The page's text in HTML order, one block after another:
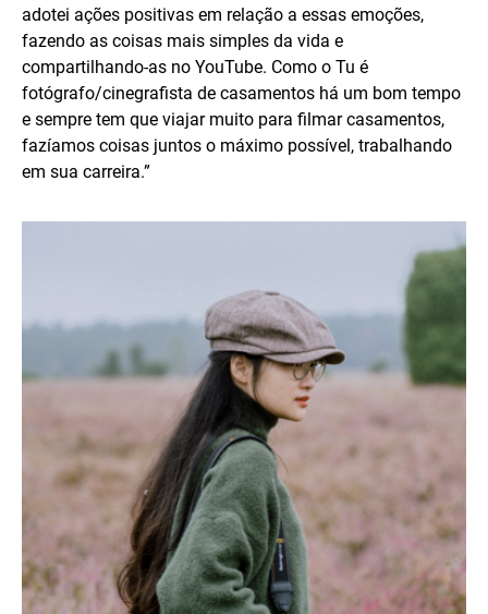
adotei ações positivas em relação a essas emoções,
fazendo as coisas mais simples da vida e
compartilhando-as no YouTube. Como o Tu é
fotógrafo/cinegrafista de casamentos há um bom tempo
e sempre tem que viajar muito para filmar casamentos,
fazíamos coisas juntos o máximo possível, trabalhando
em sua carreira.”